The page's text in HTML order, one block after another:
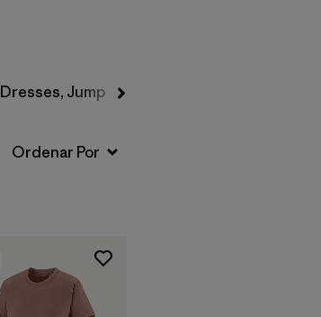
Dresses, Jumpsuits & Overalls